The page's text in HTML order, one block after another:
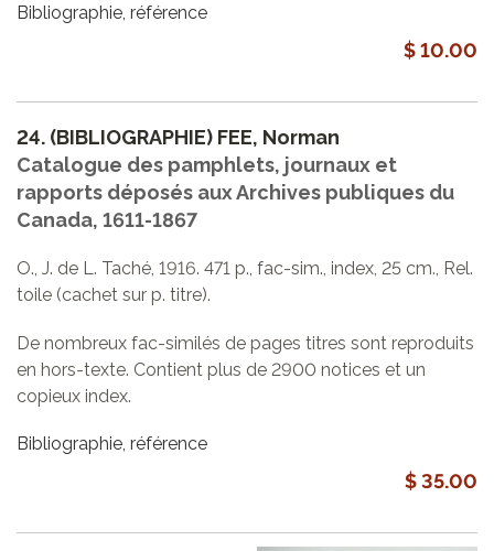
Bibliographie, référence
$ 10.00
24. (BIBLIOGRAPHIE) FEE, Norman
Catalogue des pamphlets, journaux et
rapports déposés aux Archives publiques du
Canada, 1611-1867
O., J. de L. Taché, 1916. 471 p., fac-sim., index, 25 cm., Rel.
toile (cachet sur p. titre).
De nombreux fac-similés de pages titres sont reproduits
en hors-texte. Contient plus de 2900 notices et un
copieux index.
Bibliographie, référence
$ 35.00